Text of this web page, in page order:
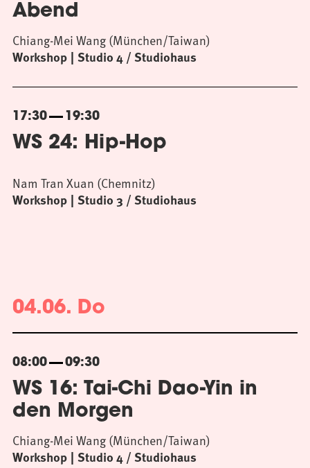
Abend
Workshop Studio 4 / Studiohaus
Chiang-Mei Wang (München/Taiwan)
17:30 19:30
WS 24: Hip-Hop
Workshop Studio 3 / Studiohaus
Nam Tran Xuan (Chemnitz)
04.06. Do
08:00 09:30
WS 16: Tai-Chi Dao-Yin in
den Morgen
Workshop Studio 4 / Studiohaus
Chiang-Mei Wang (München/Taiwan)